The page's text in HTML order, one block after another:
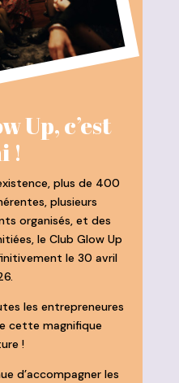
Up, c’est
!
plus de 400
plusieurs
organisés, et des
le Club Glow Up
le 30 avril
les entrepreneures
cette magnifique
!
d’accompagner les